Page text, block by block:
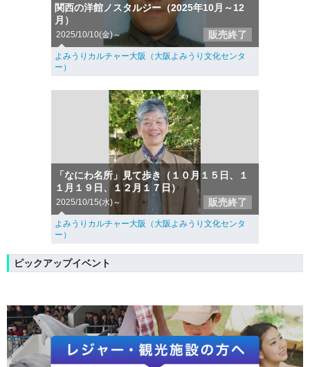
関西の洋館ノスタルジー（2025年10月～12
月）
2025/10/10(金)～ 販売終了
よみうりカルチャー大阪（大阪よみうり文化センタ
ー）
「なにわ名所」見て歩き（１０月１５日、１
１月１９日、１２月１７日）
2025/10/15(水)～ 販売終了
よみうりカルチャー大阪（大阪よみうり文化センタ
ー）
ピックアップイベント